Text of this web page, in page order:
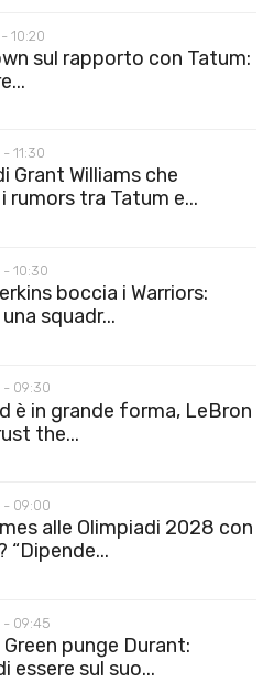
10:20
sul rapporto con Tatum:
11:30
Grant Williams che
rumors tra Tatum e...
10:30
boccia i Warriors:
squadr...
- 09:30
è in grande forma, LeBron
the...
- 09:00
alle Olimpiadi 2028 con
“Dipende...
- 09:45
punge Durant:
essere sul suo...